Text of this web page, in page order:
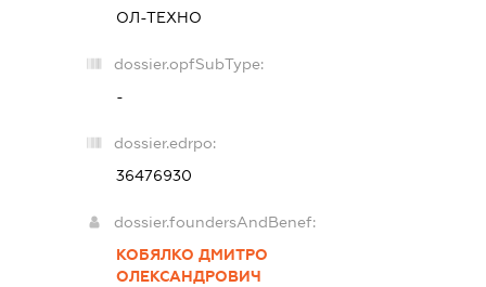
ОЛ-ТЕХНО
dossier.opfSubType:
-
dossier.edrpo:
36476930
dossier.foundersAndBenef:
КОБЯЛКО ДМИТРО
ОЛЕКСАНДРОВИЧ